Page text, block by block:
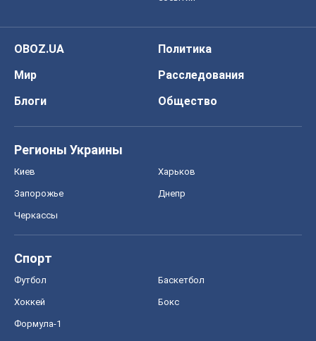
OBOZ.UA
Политика
Мир
Расследования
Блоги
Общество
Регионы Украины
Киев Харьков
Запорожье Днепр
Черкассы
Спорт
Футбол Баскетбол
Хоккей Бокс
Формула-1